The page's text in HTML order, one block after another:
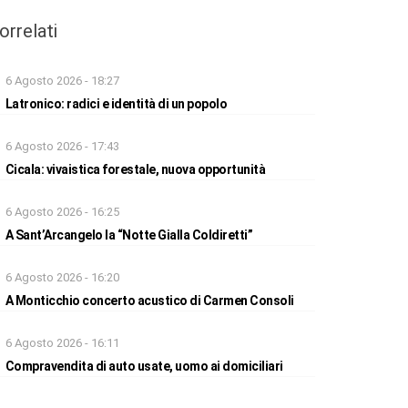
6 Agosto 2026 - 18:27
Latronico: radici e identità di un popolo
6 Agosto 2026 - 17:43
Cicala: vivaistica forestale, nuova opportunità
6 Agosto 2026 - 16:25
A Sant’Arcangelo la “Notte Gialla Coldiretti”
6 Agosto 2026 - 16:20
A Monticchio concerto acustico di Carmen Consoli
6 Agosto 2026 - 16:11
Compravendita di auto usate, uomo ai domiciliari